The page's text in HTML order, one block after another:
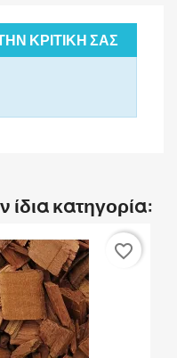
ΚΡΙΤΙΚΉ ΣΑΣ
κατηγορία:
favorite_border